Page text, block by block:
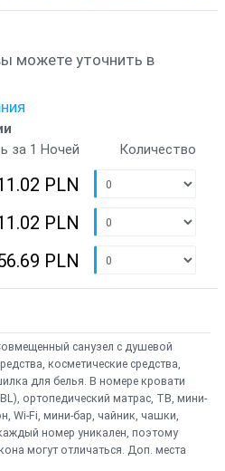
можете уточнить в
за 1 Ночей
Количество
PLN
PLN
PLN
санузел с душевой
косметические средства,
для белья. В номере кровати
ортопедический матрас, ТВ, мини-
Wi-Fi, мини-бар, чайник, чашки,
номер уникален, поэтому
могут отличаться. Доп. места